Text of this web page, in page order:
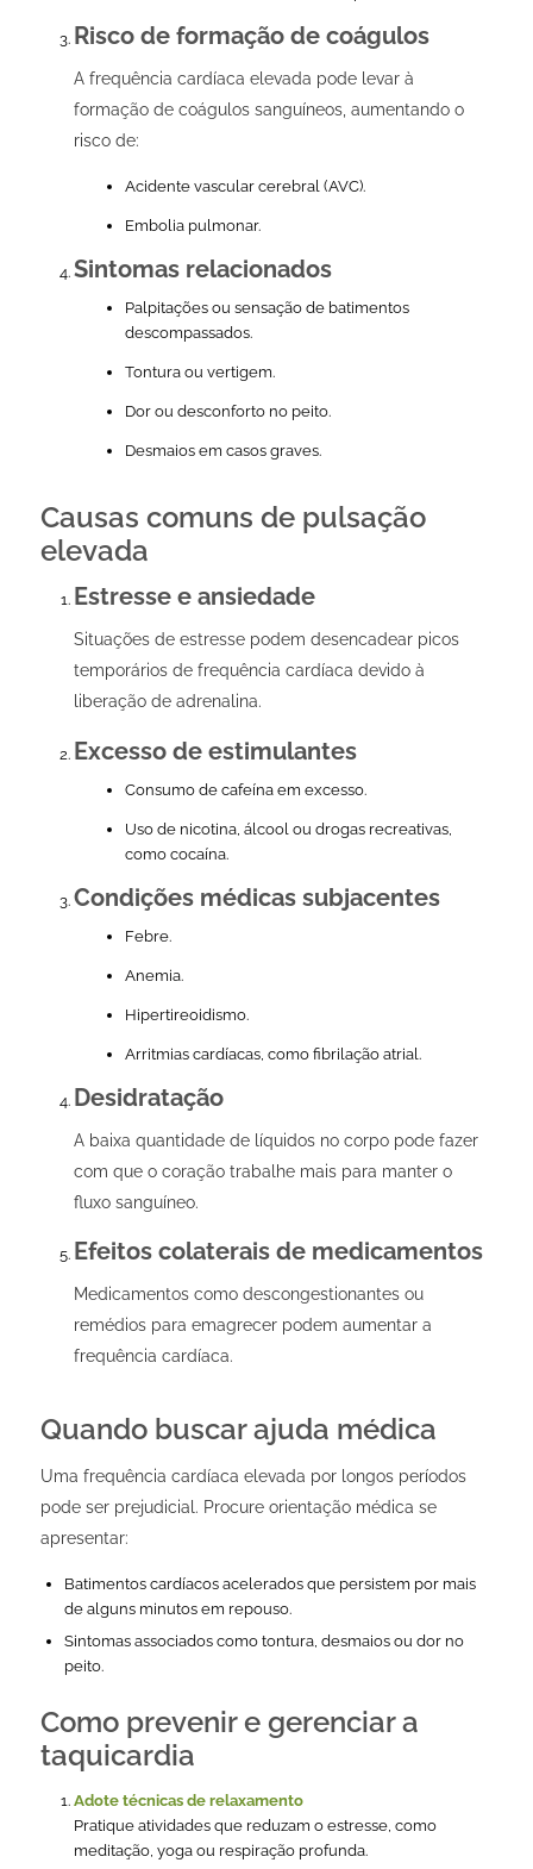
Risco de formação de coágulos
A frequência cardíaca elevada pode levar à
formação de coágulos sanguíneos, aumentando o
risco de:
Acidente vascular cerebral (AVC).
Embolia pulmonar.
Sintomas relacionados
Palpitações ou sensação de batimentos
descompassados.
Tontura ou vertigem.
Dor ou desconforto no peito.
Desmaios em casos graves.
Causas comuns de pulsação
elevada
Estresse e ansiedade
Situações de estresse podem desencadear picos
temporários de frequência cardíaca devido à
liberação de adrenalina.
Excesso de estimulantes
Consumo de cafeína em excesso.
Uso de nicotina, álcool ou drogas recreativas,
como cocaína.
Condições médicas subjacentes
Febre.
Anemia.
Hipertireoidismo.
Arritmias cardíacas, como fibrilação atrial.
Desidratação
A baixa quantidade de líquidos no corpo pode fazer
com que o coração trabalhe mais para manter o
fluxo sanguíneo.
Efeitos colaterais de medicamentos
Medicamentos como descongestionantes ou
remédios para emagrecer podem aumentar a
frequência cardíaca.
Quando buscar ajuda médica
Uma frequência cardíaca elevada por longos períodos
pode ser prejudicial. Procure orientação médica se
apresentar:
Batimentos cardíacos acelerados que persistem por mais
de alguns minutos em repouso.
Sintomas associados como tontura, desmaios ou dor no
peito.
Como prevenir e gerenciar a
taquicardia
Adote técnicas de relaxamento
Pratique atividades que reduzam o estresse, como
meditação, yoga ou respiração profunda.